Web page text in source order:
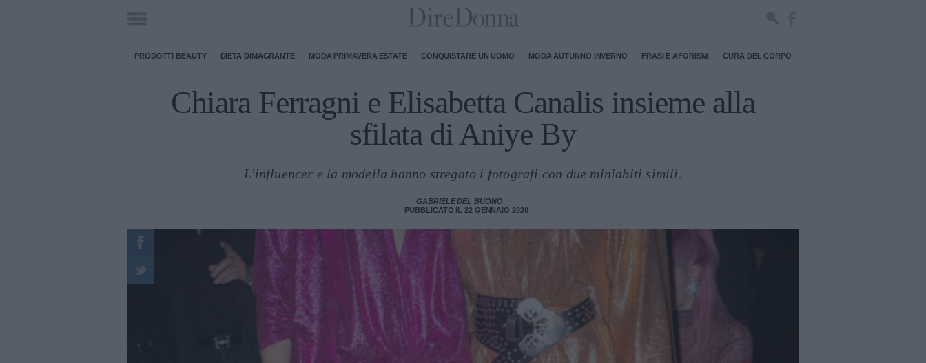
PRODOTTI BEAUTY DIETA DIMAGRANTE MODA PRIMAVERA ESTATE CONQUISTARE UN UOMO MODA AUTUNNO INVERNO FRASI E AFORISMI CURA DEL CORPO
Chiara Ferragni e Elisabetta Canalis insieme alla
sfilata di Aniye By
L'influencer e la modella hanno stregato i fotografi con due miniabiti simili.
GABRIELE DEL BUONO
PUBBLICATO IL 22 GENNAIO 2020